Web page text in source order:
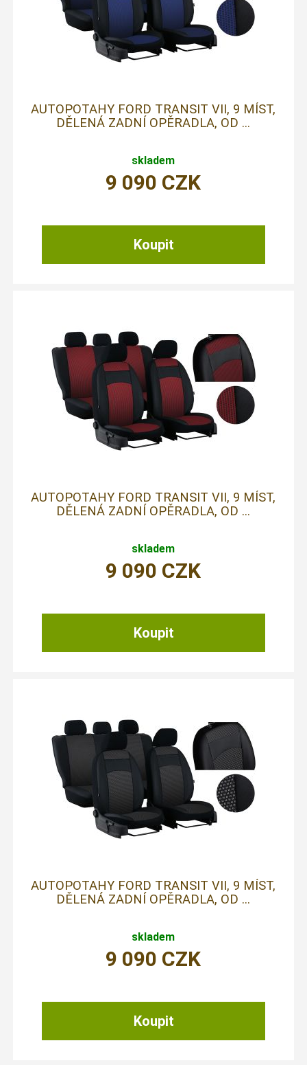
AUTOPOTAHY FORD TRANSIT VII, 9 MÍST,
DĚLENÁ ZADNÍ OPĚRADLA, OD ...
skladem
9 090 CZK
AUTOPOTAHY FORD TRANSIT VII, 9 MÍST,
DĚLENÁ ZADNÍ OPĚRADLA, OD ...
skladem
9 090 CZK
AUTOPOTAHY FORD TRANSIT VII, 9 MÍST,
DĚLENÁ ZADNÍ OPĚRADLA, OD ...
skladem
9 090 CZK